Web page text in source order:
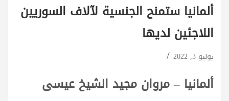
ألمانيا ستمنح الجنسية لآلاف السوريين
اللاجئين لديها
يوليو 3, 2022
ألمانيا – مروان مجيد الشيخ عيسى